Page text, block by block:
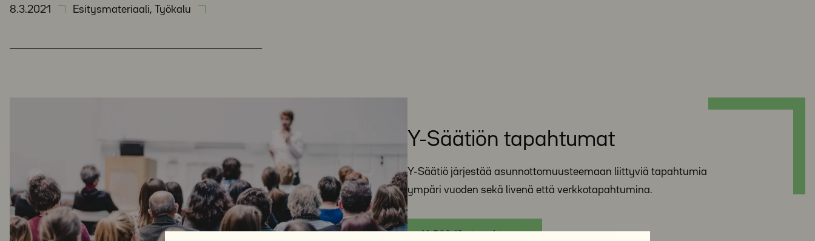
8.3.2021 Esitysmateriaali, Työkalu
Y-Säätiön tapahtumat
Y-Säätiö järjestää asunnottomuusteemaan liittyviä tapahtumia
ympäri vuoden sekä livenä että verkkotapahtumina.